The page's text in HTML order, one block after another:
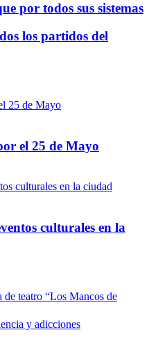
por todos sus sistemas
los partidos del
el 25 de Mayo
culturales en la